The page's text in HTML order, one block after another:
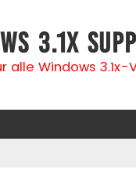
3.1x
alle Windows 3.1x-